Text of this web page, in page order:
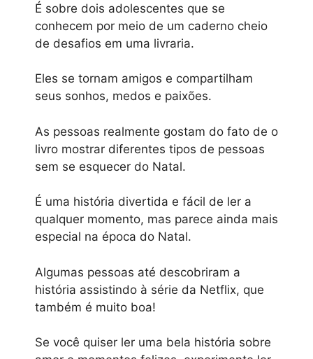
É sobre dois adolescentes que se
conhecem por meio de um caderno cheio
de desafios em uma livraria.
Eles se tornam amigos e compartilham
seus sonhos, medos e paixões.
As pessoas realmente gostam do fato de o
livro mostrar diferentes tipos de pessoas
sem se esquecer do Natal.
É uma história divertida e fácil de ler a
qualquer momento, mas parece ainda mais
especial na época do Natal.
Algumas pessoas até descobriram a
história assistindo à série da Netflix, que
também é muito boa!
Se você quiser ler uma bela história sobre